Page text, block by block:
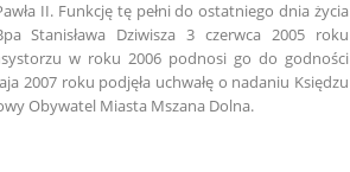
II. Funkcję tę pełni do ostatniego dnia życia
Stanisława Dziwisza 3 czerwca 2005 roku
w roku 2006 podnosi go do godności
2007 roku podjęła uchwałę o nadaniu Księdzu
Obywatel Miasta Mszana Dolna.